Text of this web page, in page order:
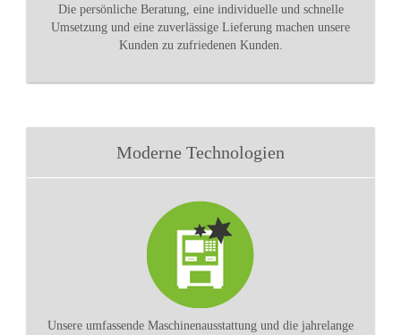
Die persönliche Beratung, eine individuelle und schnelle
Umsetzung und eine zuverlässige Lieferung machen unsere
Kunden zu zufriedenen Kunden.
Moderne Technologien
Unsere umfassende Maschinenausstattung und die jahrelange